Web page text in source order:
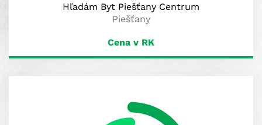
Hľadám Byt Piešťany Centrum
Piešťany
Cena v RK